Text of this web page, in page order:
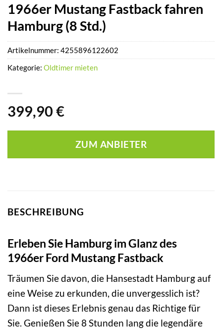
1966er Mustang Fastback fahren
Hamburg (8 Std.)
399,90 €
ZUM ANBIETER
Artikelnummer: 4255896122602
Kategorie: Oldtimer mieten
BESCHREIBUNG
Erleben Sie Hamburg im Glanz des
1966er Ford Mustang Fastback
Träumen Sie davon, die Hansestadt Hamburg auf
eine Weise zu erkunden, die unvergesslich ist?
Dann ist dieses Erlebnis genau das Richtige für
Sie. Genießen Sie 8 Stunden lang die legendäre